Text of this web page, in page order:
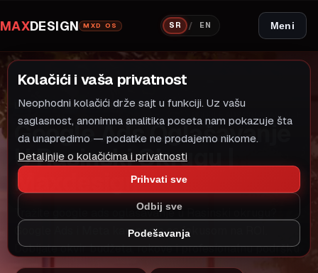
MAXDESIGN MXD OS SR / EN Meni
GOOGLE ADS OGLASAVANJE
LOKALNI MODEL RASTA
Google Ads Oglašavanje
U Rasinski Okrugu |
Maxdesign
Tražite google ads oglašavanje u Rasinski okrugu?
Google Ads i Meta kampanje sa fokusom na ROI.
Dobijate okvir budžeta, rokove i profesionalnu podršku.
Kolačići i vaša privatnost
Neophodni kolačići drže sajt u funkciji. Uz vašu
saglasnost, anonimna analitika poseta nam pokazuje šta
da unapredimo — podatke ne prodajemo nikome.
Detaljnije o kolačićima i privatnosti
Prihvati sve
Odbij sve
Podešavanja